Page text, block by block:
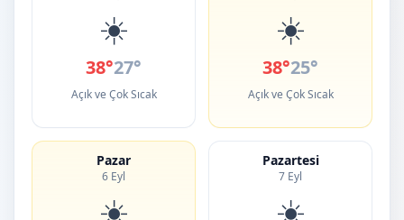
☀️
38°27°
Açık ve Çok Sıcak
☀️
38°25°
Açık ve Çok Sıcak
Pazar
6 Eyl
☀️
Pazartesi
7 Eyl
☀️